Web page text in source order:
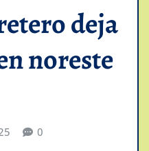
deja
noreste
0